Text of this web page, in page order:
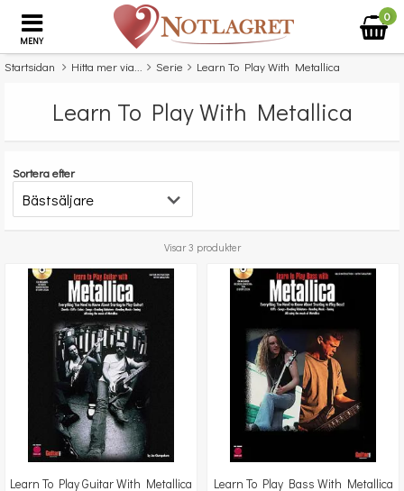
MENY
0
Startsidan Hitta mer via... Serie Learn To Play With Metallica
Learn To Play With Metallica
Sortera efter
Visar 3 produkter
Learn To Play Guitar With Metallica Learn To Play Bass With Metallica